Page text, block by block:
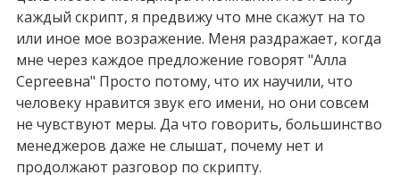
каждый скрипт, я предвижу что мне скажут на то
или иное мое возражение. Меня раздражает, когда
мне через каждое предложение говорят "Алла
Сергеевна" Просто потому, что их научили, что
человеку нравится звук его имени, но они совсем
не чувствуют меры. Да что говорить, большинство
менеджеров даже не слышат, почему нет и
продолжают разговор по скрипту.